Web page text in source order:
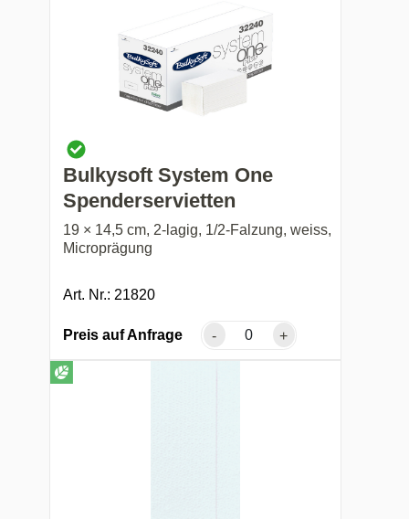
Bulkysoft System One
Spenderservietten
19 × 14,5 cm, 2-lagig, 1/2-Falzung, weiss,
Microprägung
Art. Nr.: 21820
Preis auf Anfrage - +